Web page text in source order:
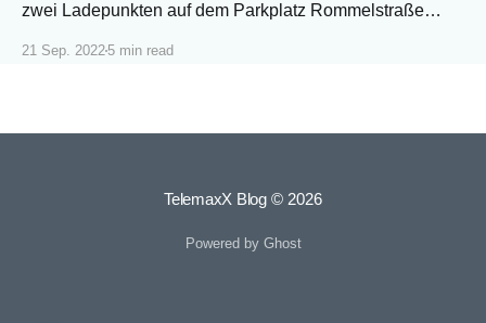
zwei Ladepunkten auf dem Parkplatz Rommelstraße
ist eigentlich der Vorteil von geschäftlich genutzten
21 Sep. 20225 min read
TelemaxX Blog © 2026
Powered by Ghost